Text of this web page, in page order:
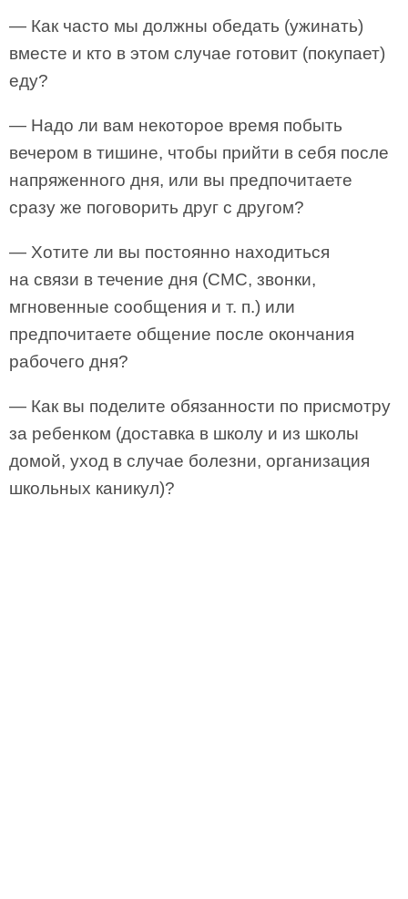
— Как часто мы должны обедать (ужинать)
вместе и кто в этом случае готовит (покупает)
еду?
— Надо ли вам некоторое время побыть
вечером в тишине, чтобы прийти в себя после
напряженного дня, или вы предпочитаете
сразу же поговорить друг с другом?
— Хотите ли вы постоянно находиться
на связи в течение дня (СМС, звонки,
мгновенные сообщения и т. п.) или
предпочитаете общение после окончания
рабочего дня?
— Как вы поделите обязанности по присмотру
за ребенком (доставка в школу и из школы
домой, уход в случае болезни, организация
школьных каникул)?